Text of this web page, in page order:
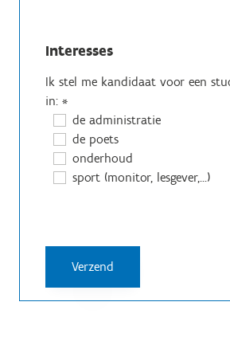
Interesses
Ik stel me kandidaat voor een
in: *
de administratie
de poets
onderhoud
sport (monitor, lesgever,...)